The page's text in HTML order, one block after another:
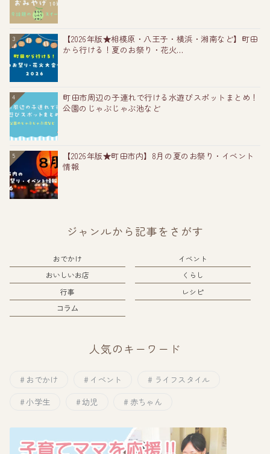
3
【2026年版★相模原・八王子・横浜・湘南など】町田
から行ける！夏のお祭り・花火...
4
町田市周辺の子連れで行ける水遊びスポットまとめ！
公園のじゃぶじゃぶ池など
5
【2026年版★町田市内】8月の夏のお祭り・イベント
情報
ジャンルから記事をさがす
おでかけ
イベント
おいしいお店
くらし
行事
レシピ
コラム
人気のキーワード
おでかけ イベント
ライフスタイル
小学生
幼児 赤ちゃん